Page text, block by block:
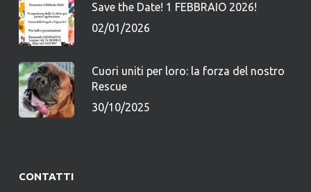
Save the Date! 1 FEBBRAIO 2026!
02/01/2026
Cuori uniti per loro: la forza del nostro
Rescue
30/10/2025
CONTATTI